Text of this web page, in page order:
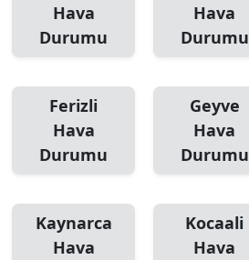
Hava
Durumu
Hava
Durumu
Ferizli
Hava
Durumu
Geyve
Hava
Durumu
Kaynarca
Hava
Kocaali
Hava